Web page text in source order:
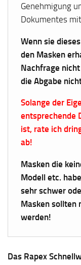
Genehmigung
Dokumentes
Wenn sie
den Masken
Nachfrage
die Abgabe
Solange der
entsprechende
ist, rate ich
ab!
Masken die
Modell etc.
sehr schwer
Masken sollten
werden!
Das Rapex